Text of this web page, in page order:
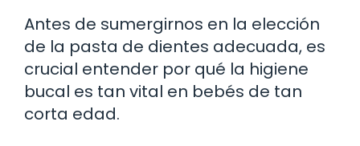
Antes de sumergirnos en la elección
de la pasta de dientes adecuada, es
crucial entender por qué la higiene
bucal es tan vital en bebés de tan
corta edad.